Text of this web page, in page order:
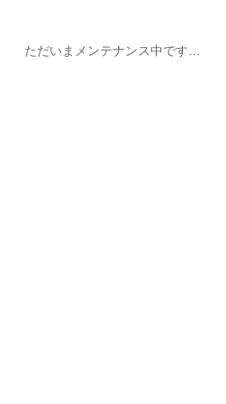
ただいまメンテナンス中です…